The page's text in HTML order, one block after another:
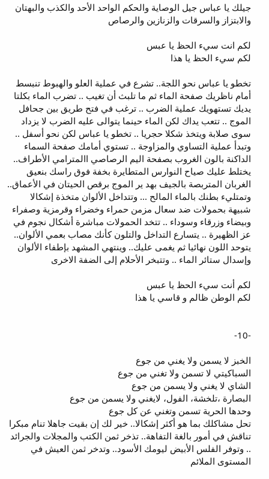
جيلك يا عباس جيل الوصاية والحكم الواحد الأحد والكذب والبهتان
والابتزاز والسرقات والزنازين والرصاص
لكم انت سيء الحظ يا عبس
لكم سيء الحظ يا هذا
تخطو يا عباس نحو اللجة.. تشرع في عملية العلو والهبوط تنبسط
أمام ناظريك صفحة الماء ثم ما تلبث أن تغيب .. تضرب الماء بكلتا
يديك تستهويك عملية الضرب .. ترغب في فتح طريق بين جحافل
الموج .. تتعب يداك لكن الماء حينما يتوالى عليه الضرب لا يزداد
سوى صلابة ويتخذ شكلا حجريا .. تخطو يا عباس لكن نحو أسفل ..
وتبدأ عملية التساوي والمزاوجة .. تستوي أمامك صفحة السماء
الداكنة بالون الغروب بصفحة اليم الرصاصي االمترامي الأطراف..
يختلط عليك صياح النوارس المتطايرة بخفة فوق راسك بنعيق
الغربان المتربصة بالجيف بهد ير الموج برقص الحيتان في الأعماق..
وتمتليء بطنك بالماء المالح ... وتتداخل الألوان متخذة إشكالا
شبيهة بحمولات ضد سعال مزمن حمراء وخضراء وقرمزية وصفراء
وبيضاء وزرقاء وسوداء .. تتخد الحمولات مباشرة أشكال نجوم في
عز الظهيرة .. يتسارع التداخل والتلون كأنك مصاب بعمي الألوان..
يتوحد اللون نهائيا ثم يغمى عليك.. وينتهي المشهد بإطفاء الألوان
وإسدال ستائر الماء .. وتتبخر الأحلام إلى الضفة الاخرى
لكم أنت سيء الحظ يا عبس
لكم الوطن ظالم و قاسي يا هذا
-10-
الخبز لا يسمن ولا يغني من جوع
السباكيتي لا تسمن ولا تغني من جوع
الشاي لا يغني ولا يسمن من جوع
البصارة ،تلخشة، الفول، لايغني ولا يسمن من جوع
وحدها الحرية تسمن وتغني عن كل جوع
تحل مشاكلك بما هو أكثر إشكالا.. خير لك إن بقيت جاهلا تنام مبكرا
تناقش في أمور بالغة التفاهة.. تذخر ثمن الكتب والمجلات والجرائد
.. وتوفر الفلس الأبيض ليومك الأسود.. وتدخر ثمن العيش في
المستوى الملائم